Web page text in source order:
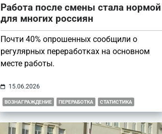
Работа после смены стала нормой
для многих россиян
Почти 40% опрошенных сообщили о
регулярных переработках на основном
месте работы.
15.06.2026
ВОЗНАГРАЖДЕНИЕ ПЕРЕРАБОТКА СТАТИСТИКА